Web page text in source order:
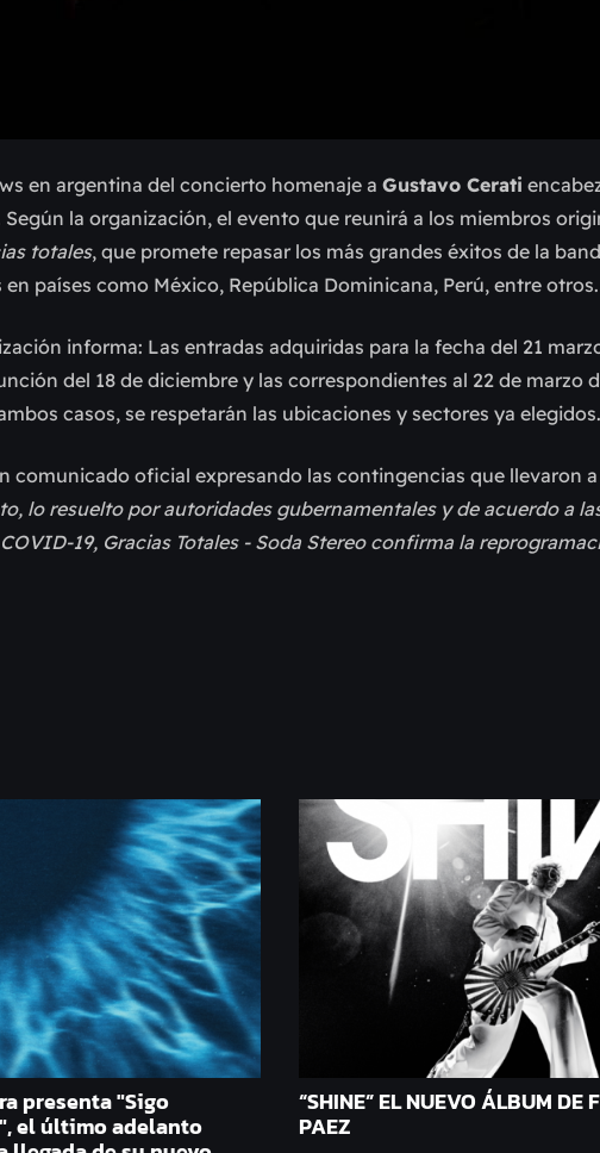
en argentina del concierto homenaje a Gustavo Cerati
la organización, el evento que reunirá a los miembros
totales, que promete repasar los más grandes éxitos de la
países como México, República Dominicana, Perú, entre otros.
informa: Las entradas adquiridas para la fecha del 21
del 18 de diciembre y las correspondientes al 22 de marzo
casos, se respetarán las ubicaciones y sectores ya elegidos.
comunicado oficial expresando las contingencias que llevaron a
lo resuelto por autoridades gubernamentales y de acuerdo a
19, Gracias Totales - Soda Stereo confirma la
presenta "Sigo
el último adelanto
“SHINE” EL NUEVO ÁLBUM DE
PAEZ